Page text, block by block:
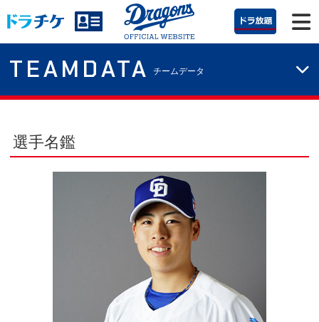
TEAMDATA チームデータ
選手名鑑